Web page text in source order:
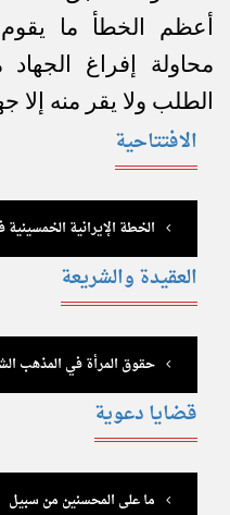
أعظم الخطأ ما
محاولة إفراغ
الطلب ولا يقر منه إلا
الافتتاحية
الخطة الإيرانية الخمسينية
العقيدة والشريعة
حقوق المرأة في المذهب
قضايا دعوية
ما على المحسنين من سبيل